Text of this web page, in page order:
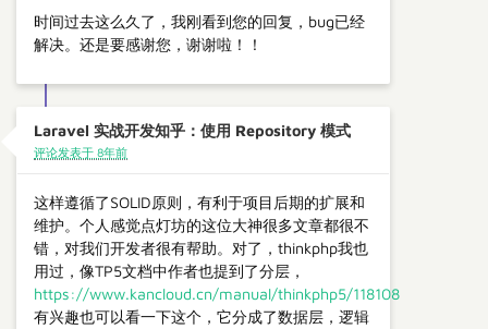
时间过去这么久了，我刚看到您的回复，bug已经
解决。还是要感谢您，谢谢啦！！
Laravel 实战开发知乎：使用 Repository 模式
评论发表于 8年前
这样遵循了SOLID原则，有利于项目后期的扩展和
维护。个人感觉点灯坊的这位大神很多文章都很不
错，对我们开发者很有帮助。对了，thinkphp我也
用过，像TP5文档中作者也提到了分层，
https://www.kancloud.cn/manual/thinkphp5/118108
有兴趣也可以看一下这个，它分成了数据层，逻辑